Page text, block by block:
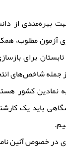
بهره‌مندی از
مطلوب،
برای
جمله شاخص‌های
نمادین کشور
باید یک
در خصوص آئین